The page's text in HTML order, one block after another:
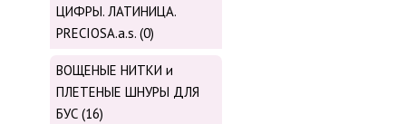
ЦИФРЫ. ЛАТИНИЦА.
PRECIOSA.a.s. (0)
ВОЩЕНЫЕ НИТКИ и
ПЛЕТЕНЫЕ ШНУРЫ ДЛЯ
БУС (16)